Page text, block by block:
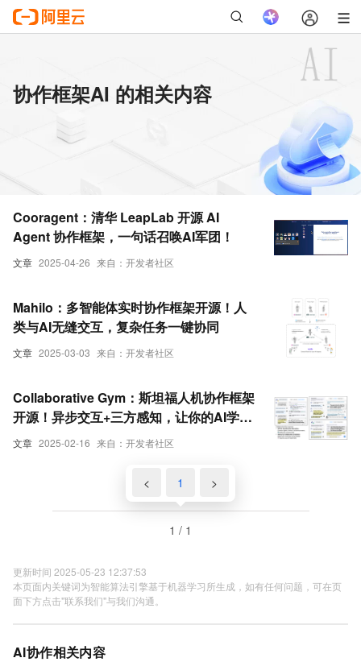
协作框架AI 的相关内容
文章 2025-04-26 来自：开发者社区
Cooragent：清华 LeapLab 开源 AI
Agent 协作框架，一句话召唤AI军团！
文章 2025-03-03 来自：开发者社区
Mahilo：多智能体实时协作框架开源！人
类与AI无缝交互，复杂任务一键协同
文章 2025-02-16 来自：开发者社区
Collaborative Gym：斯坦福人机协作框架
开源！异步交互+三方感知，让你的AI学会
主动补位
< 1 >
1 / 1
更新时间 2025-05-23 12:37:53
本页面内关键词为智能算法引擎基于机器学习所生成，如有任何问题，可在页
面下方点击"联系我们"与我们沟通。
AI协作相关内容